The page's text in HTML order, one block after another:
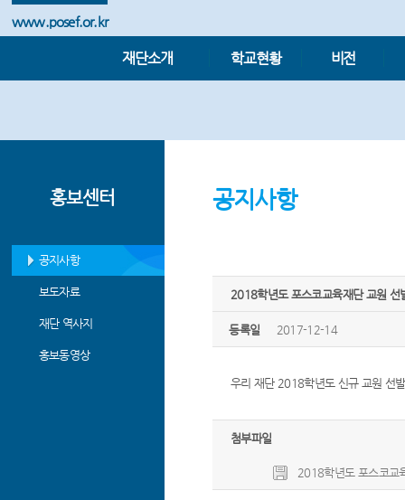
www.posef.or.kr
재단소개 학교현황 비전
홍보센터
공지사항
보도자료
재단 역사지
홍보동영상
공지사항
2018학년도 포스코교육재단 교원 선
등록일 2017-12-14
우리 재단 2018학년도 신규 교원 선
첨부파일
2018학년도 포스코